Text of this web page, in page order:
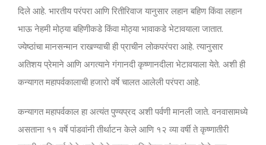
दिले आहे. भारतीय परंपरा आणि रितीरिवाज यानुसार लहान बहिण किंवा लहान
भाऊ नेहमी मोठ्या बहिणीकडे किंवा मोठ्या भावाकडे भेटावयाला जातात.
ज्येष्ठांचा मानसन्मान राखण्याची ही प्राचीन लोकपरंपरा आहे. त्यानुसार
अतिशय प्रेमाने आणि अगत्याने गंगानदी कृष्णानदीला भेटावयाला येते. अशी ही
कन्यागत महापर्वकालाची हजारो वर्षे चालत आलेली परंपरा आहे.
कन्यागत महापर्वकाल हा अत्यंत पुण्यप्रद अशी पर्वणी मानली जाते. वनवासामध्ये
असताना ११ वर्षे पांडवांनी तीर्थाटन केले आणि १२ व्या वर्षी ते कृष्णातीरी